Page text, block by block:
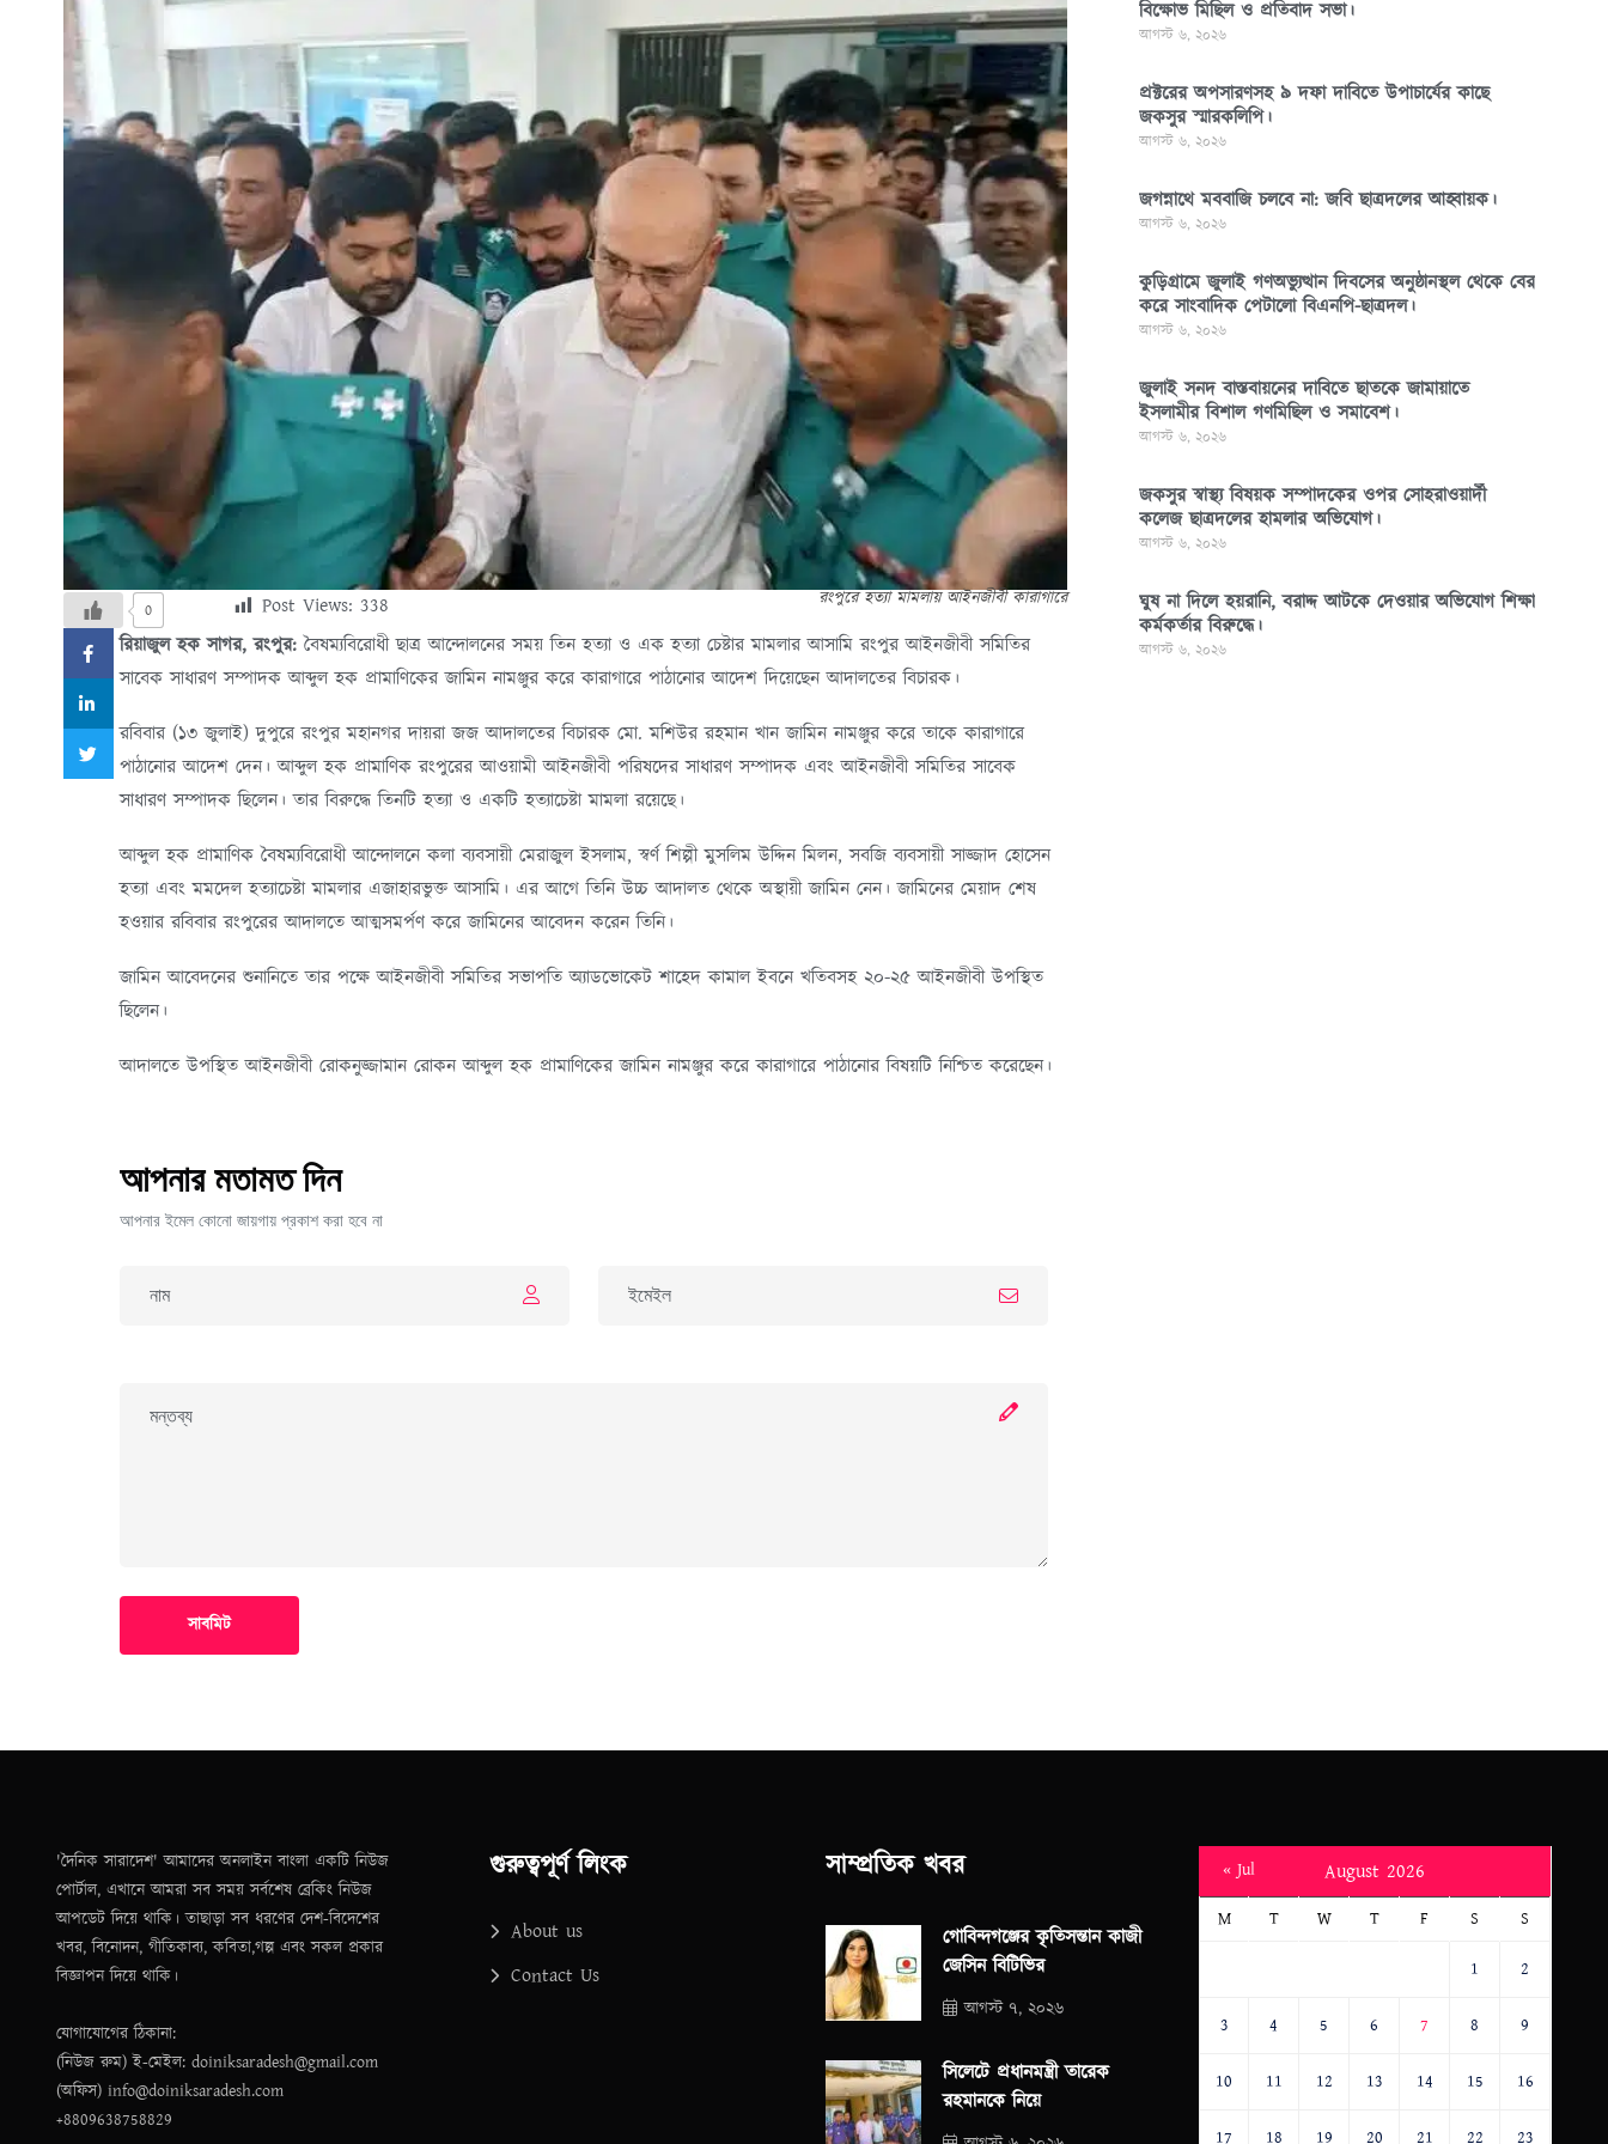
0 Post Views: 338 রংপুরে হত্যা মামলায় আইনজীবী কারাগারে
রিয়াজুল হক সাগর, রংপুর:বৈষম্যবিরোধী ছাত্র আন্দোলনের সময় তিন হত্যা ও এক হত্যা চেষ্টার মামলার আসামি রংপুর আইনজীবী সমিতির
সাবেক সাধারণ সম্পাদক আব্দুল হক প্রামাণিকের জামিন নামঞ্জুর করে কারাগারে পাঠানোর আদেশ দিয়েছেন আদালতের বিচারক।
রবিবার (১৩ জুলাই) দুপুরে রংপুর মহানগর দায়রা জজ আদালতের বিচারক মো. মশিউর রহমান খান জামিন নামঞ্জুর করে তাকে কারাগারে
পাঠানোর আদেশ দেন। আব্দুল হক প্রামাণিক রংপুরের আওয়ামী আইনজীবী পরিষদের সাধারণ সম্পাদক এবং আইনজীবী সমিতির সাবেক
সাধারণ সম্পাদক ছিলেন। তার বিরুদ্ধে তিনটি হত্যা ও একটি হত্যাচেষ্টা মামলা রয়েছে।
আব্দুল হক প্রামাণিক বৈষম্যবিরোধী আন্দোলনে কলা ব্যবসায়ী মেরাজুল ইসলাম, স্বর্ণ শিল্পী মুসলিম উদ্দিন মিলন, সবজি ব্যবসায়ী সাজ্জাদ হোসেন
হত্যা এবং মমদেল হত্যাচেষ্টা মামলার এজাহারভুক্ত আসামি। এর আগে তিনি উচ্চ আদালত থেকে অস্থায়ী জামিন নেন। জামিনের মেয়াদ শেষ
হওয়ার রবিবার রংপুরের আদালতে আত্মসমর্পণ করে জামিনের আবেদন করেন তিনি।
জামিন আবেদনের শুনানিতে তার পক্ষে আইনজীবী সমিতির সভাপতি অ্যাডভোকেট শাহেদ কামাল ইবনে খতিবসহ ২০-২৫ আইনজীবী উপস্থিত
ছিলেন।
আদালতে উপস্থিত আইনজীবী রোকনুজ্জামান রোকন আব্দুল হক প্রামাণিকের জামিন নামঞ্জুর করে কারাগারে পাঠানোর বিষয়টি নিশ্চিত করেছেন।
আপনার মতামত দিন
আপনার ইমেল কোনো জায়গায় প্রকাশ করা হবে না
সাবমিট
বিক্ষোভ মিছিল ও প্রতিবাদ সভা।
আগস্ট ৬, ২০২৬
প্রক্টরের অপসারণসহ ৯ দফা দাবিতে উপাচার্যের কাছে
জকসুর স্মারকলিপি।
আগস্ট ৬, ২০২৬
জগন্নাথে মববাজি চলবে না: জবি ছাত্রদলের আহ্বায়ক।
আগস্ট ৬, ২০২৬
কুড়িগ্রামে জুলাই গণঅভ্যুত্থান দিবসের অনুষ্ঠানস্থল থেকে বের
করে সাংবাদিক পেটালো বিএনপি-ছাত্রদল।
আগস্ট ৬, ২০২৬
জুলাই সনদ বাস্তবায়নের দাবিতে ছাতকে জামায়াতে
ইসলামীর বিশাল গণমিছিল ও সমাবেশ।
আগস্ট ৬, ২০২৬
জকসুর স্বাস্থ্য বিষয়ক সম্পাদকের ওপর সোহরাওয়ার্দী
কলেজ ছাত্রদলের হামলার অভিযোগ।
আগস্ট ৬, ২০২৬
ঘুষ না দিলে হয়রানি, বরাদ্দ আটকে দেওয়ার অভিযোগ শিক্ষা
কর্মকর্তার বিরুদ্ধে।
আগস্ট ৬, ২০২৬
'দৈনিক সারাদেশ' আমাদের অনলাইন বাংলা একটি নিউজ
পোর্টাল, এখানে আমরা সব সময় সর্বশেষ ব্রেকিং নিউজ
আপডেট দিয়ে থাকি। তাছাড়া সব ধরণের দেশ-বিদেশের
খবর, বিনোদন, গীতিকাব্য, কবিতা,গল্প এবং সকল প্রকার
বিজ্ঞাপন দিয়ে থাকি।
যোগাযোগের ঠিকানা:
(নিউজ রুম) ই-মেইল: doiniksaradesh@gmail.com
(অফিস) info@doiniksaradesh.com
+8809638758829
গুরুত্বপূর্ণ লিংক
About us
Contact Us
সাম্প্রতিক খবর
গোবিন্দগঞ্জের কৃতিসন্তান কাজী
জেসিন বিটিভির
আগস্ট ৭, ২০২৬
সিলেটে প্রধানমন্ত্রী তারেক
রহমানকে নিয়ে
August 2026
M T W T F S S
1 2
3 4 5 6 7 8 9
10 11 12 13 14 15 16
17 18 19 20 21 22 23
« Jul